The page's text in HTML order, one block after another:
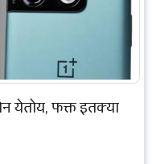
येतोय, फक्त इतक्या